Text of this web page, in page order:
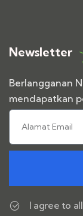
Newsletter
Berlangganan
mendapatkan
I agree to